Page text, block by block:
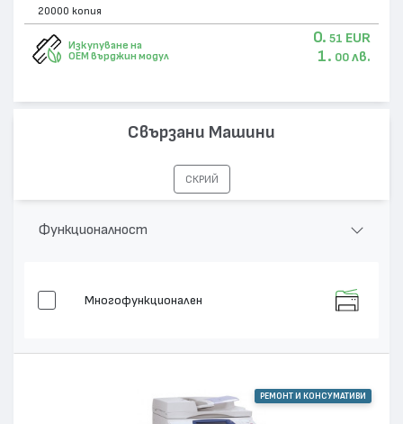
20000 копия
Изкупуване на
OEM върджин модул
0. 51 EUR
1. 00 лв.
Свързани Машини
СКРИЙ
Функционалност
Многофункционален
РЕМОНТ И КОНСУМАТИВИ